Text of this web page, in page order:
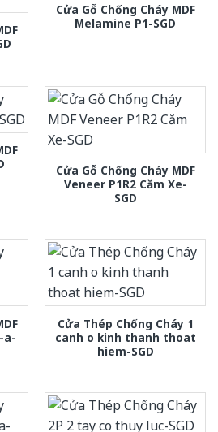
Cửa Gỗ Chống Cháy MDF
Melamine P1-SGD
Cửa Gỗ Chống Cháy MDF
Veneer P1R2 Căm Xe-
SGD
a-
Cửa Thép Chống Cháy 1
canh o kinh thanh thoat
hiem-SGD